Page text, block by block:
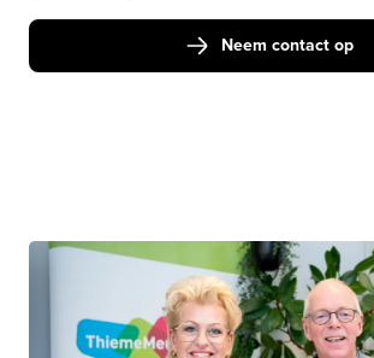
Neem contact op